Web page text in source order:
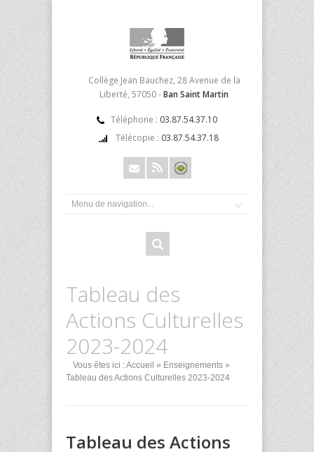
Collège Jean Bauchez, 28 Avenue de la
Liberté, 57050 -Ban Saint Martin
Téléphone : 03.87.54.37.10
Télécopie : 03.87.54.37.18
Tableau des
Actions Culturelles
2023-2024
Vous êtes ici :Accueil » Enseignements »
Tableau des Actions Culturelles 2023-2024
Tableau des Actions